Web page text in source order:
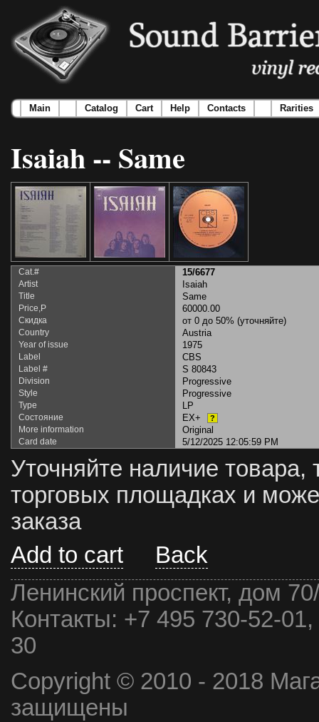
Main Catalog Cart Help Contacts Rarities
Isaiah -- Same
Cat.# 15/6677
Artist Isaiah
Title Same
Price,Р 60000.00
Скидка от 0 до 50% (уточняйте)
Country Austria
Year of issue 1975
Label CBS
Label # S 80843
Division Progressive
Style Progressive
Type LP
Состояние EX+ ?
More information Original
Card date 5/12/2025 12:05:59 PM
Уточняйте наличие товара,
торговых площадках и
заказа
Add to cart
Back
Ленинский проспект, дом
Контакты: +7 495 730-52-
30
Copyright © 2010 - 2018
защищены